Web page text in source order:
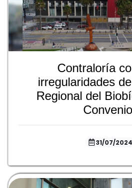
Contraloría
irregularidades
Regional del
31/07/2024